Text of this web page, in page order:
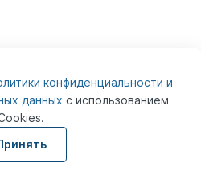
конфиденциальности и
данных с использованием
для юридических лиц и не
для публичного